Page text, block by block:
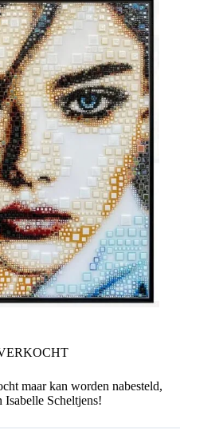
maar kan worden nabesteld,
Isabelle Scheltjens!